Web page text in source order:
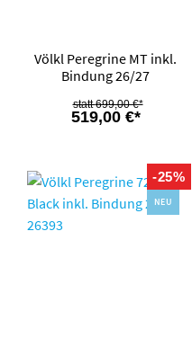
Völkl Peregrine MT inkl.
Bindung 26/27
519,00 €*
699,00 €*
-25%
NEU